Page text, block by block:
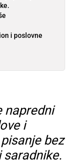
i poslovne
napredni
i
bez